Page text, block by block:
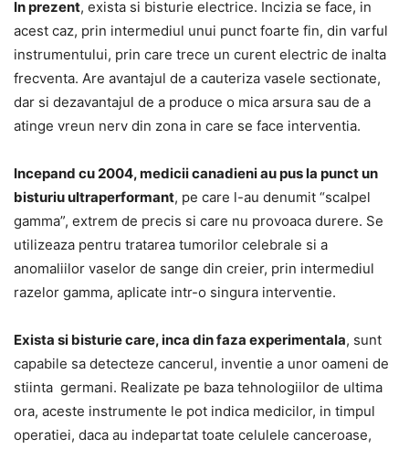
In prezent, exista si bisturie electrice. Incizia se face, in
acest caz, prin intermediul unui punct foarte fin, din varful
instrumentului, prin care trece un curent electric de inalta
frecventa. Are avantajul de a cauteriza vasele sectionate,
dar si dezavantajul de a produce o mica arsura sau de a
atinge vreun nerv din zona in care se face interventia.
Incepand cu 2004, medicii canadieni au pus la punct un
bisturiu ultraperformant, pe care l-au denumit “scalpel
gamma”, extrem de precis si care nu provoaca durere. Se
utilizeaza pentru tratarea tumorilor celebrale si a
anomaliilor vaselor de sange din creier, prin intermediul
razelor gamma, aplicate intr-o singura interventie.
Exista si bisturie care, inca din faza experimentala, sunt
capabile sa detecteze cancerul, inventie a unor oameni de
stiinta germani. Realizate pe baza tehnologiilor de ultima
ora, aceste instrumente le pot indica medicilor, in timpul
operatiei, daca au indepartat toate celulele canceroase,